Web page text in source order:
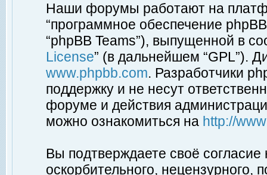
Наши форумы работают на
“программное обеспечение
“phpBB Teams”), выпущенной в
License” (в дальнейшем “GPL”).
www.phpbb.com. Разработчики
поддержку и не несут
форуме и действия
можно ознакомиться на http://
Вы подтверждаете своё
оскорбительного, нецензурного,